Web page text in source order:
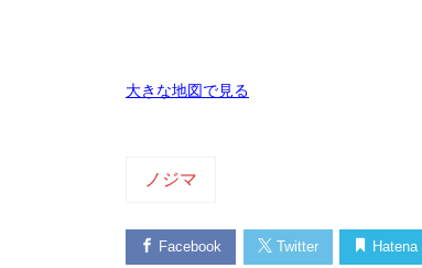
大きな地図で見る
ノジマ
Facebook Twitter Hatena